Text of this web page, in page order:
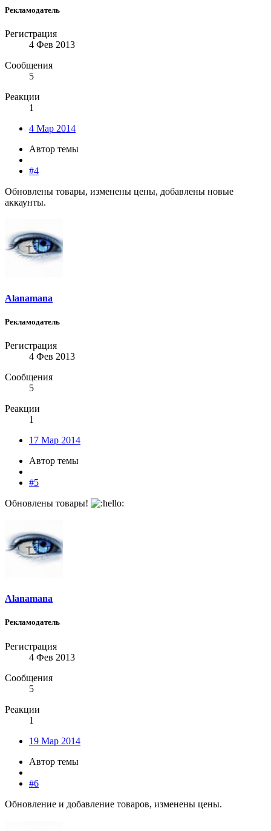
Рекламодатель
Регистрация
4 Фев 2013
Сообщения
5
Реакции
1
4 Мар 2014
Автор темы
#4
Обновлены товары, изменены цены, добавлены новые
аккаунты.
Alanamana
Рекламодатель
Регистрация
4 Фев 2013
Сообщения
5
Реакции
1
17 Мар 2014
Автор темы
#5
Обновлены товары!
Alanamana
Рекламодатель
Регистрация
4 Фев 2013
Сообщения
5
Реакции
1
19 Мар 2014
Автор темы
#6
Обновление и добавление товаров, изменены цены.